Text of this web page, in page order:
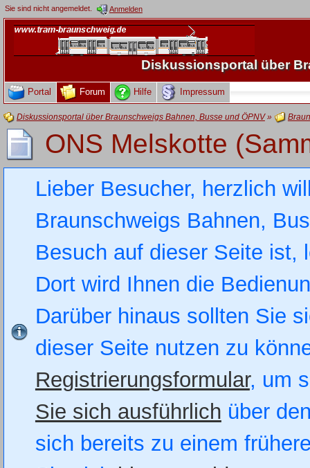
Sie sind nicht angemeldet. Anmelden
Diskussionsportal über
Portal Forum Hilfe Impressum
Diskussionsportal über Braunschweigs Bahnen, Busse und ÖPNV»
ONS Melskotte
Lieber Besucher, herzlich
Braunschweigs Bahnen,
Besuch auf dieser Seite
Dort wird Ihnen die
Darüber hinaus sollten Sie
dieser Seite nutzen zu
Registrierungsformular, um
Sie sich ausführlich über
sich bereits zu einem